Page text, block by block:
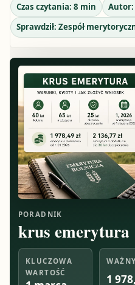
Czas czytania: 8 min Autor:
Sprawdził: Zespół
PORADNIK
krus emerytura
KLUCZOWA
WARTOŚĆ
1